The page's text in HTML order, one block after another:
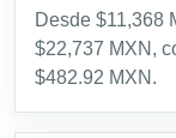
Desde $11,368
$22,737 MXN,
$482.92 MXN.